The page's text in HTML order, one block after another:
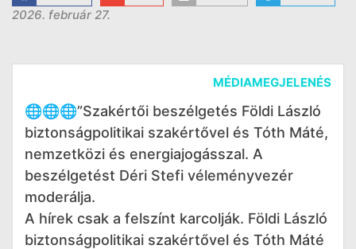
2026. február 27.
MÉDIAMEGJELENÉS
🌐🌐🌐”Szakértői beszélgetés Földi László
biztonságpolitikai szakértővel és Tóth Máté,
nemzetközi és energiajogásszal. A
beszélgetést Déri Stefi véleményvezér
moderálja.
A hírek csak a felszínt karcolják. Földi László
biztonságpolitikai szakértővel és Tóth Máté